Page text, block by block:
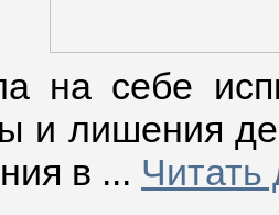
на себе
и лишения
в ...